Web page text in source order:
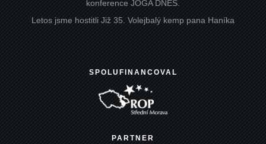
konference JOGA DNES.
Letos jsme hostitli Již 35. Volejbalý kemp pana Haníka
SPOLUFINANCOVAL
PARTNER